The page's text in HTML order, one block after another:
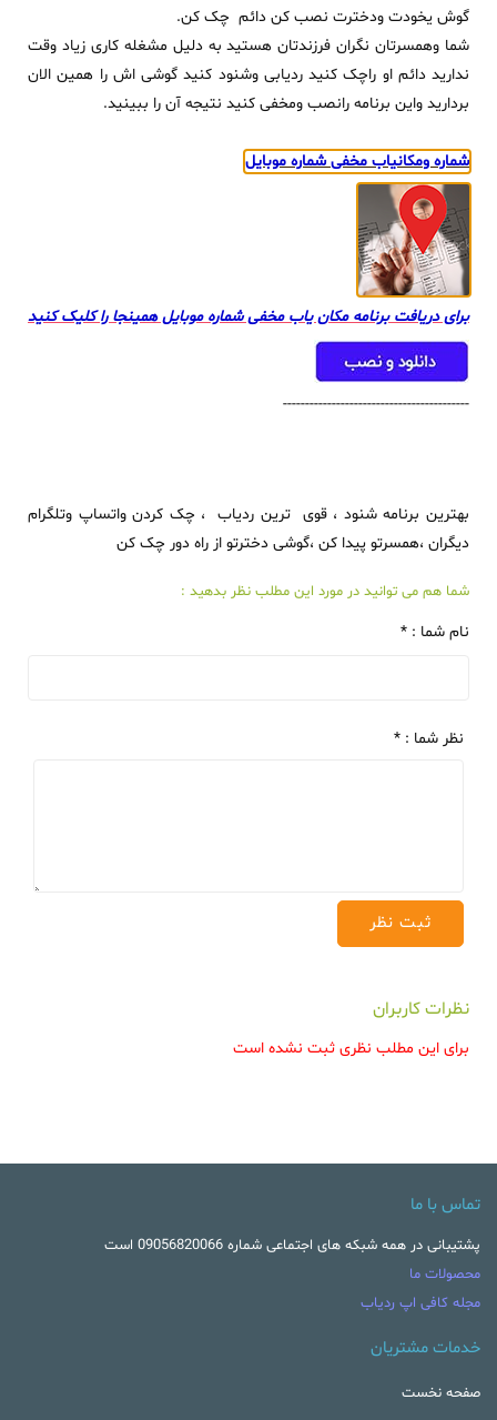
گوش یخودت ودخترت نصب کن دائم چک کن.
شما وهمسرتان نگران فرزندتان هستید به دلیل مشغله کاری زیاد وقت
ندارید دائم او راچک کنید ردیابی وشنود کنید گوشی اش را همین الان
بردارید واین برنامه رانصب ومخفی کنید نتیجه آن را ببینید.
شماره ومکانیاب مخفی شماره موبایل
برای دریافت برنامه مکان یاب مخفی شماره موبایل همینجا را کلیک کنید
------------------------------------------
بهترین برنامه شنود ، قوی ترین ردیاب ، چک کردن واتساپ وتلگرام
دیگران ،همسرتو پیدا کن ،گوشی دخترتو از راه دور چک کن
شما هم می توانید در مورد این مطلب نظر بدهید :
نام شما : *
نظر شما : *
نظرات کاربران
برای این مطلب نظری ثبت نشده است
تماس با ما
پشتیبانی در همه شبکه های اجتماعی شماره 09056820066 است
محصولات ما
مجله کافی اپ ردیاب
خدمات مشتریان
صفحه نخست